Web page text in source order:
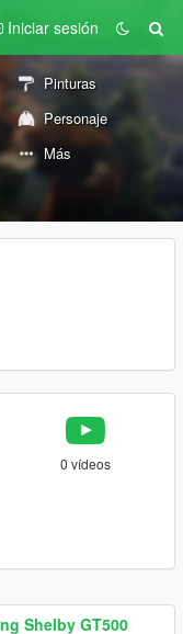
Iniciar sesión
Pinturas
Personaje
Más
0 vídeos
Shelby GT500